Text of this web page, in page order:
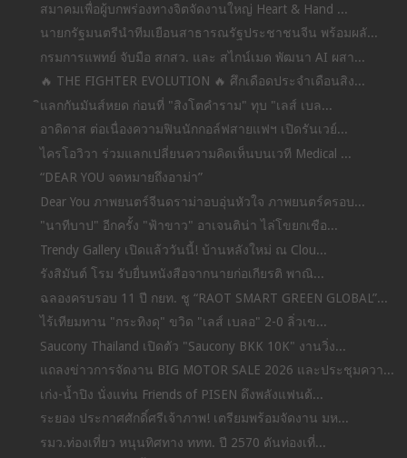
สมาคมเพื่อผู้บกพร่องทางจิตจัดงานใหญ่ Heart & Hand ...
นายกรัฐมนตรีนำทีมเยือนสาธารณรัฐประชาชนจีน พร้อมผลั...
กรมการแพทย์ จับมือ สกสว. และ สไกน์เมด พัฒนา AI ผสา...
🔥 THE FIGHTER EVOLUTION 🔥 ศึกเดือดประจำเดือนสิง...
ิแลกกันมันส์หยด ก่อนที่ "สิงโตคำราม" ทุบ "เลส์ เบล...
อาดิดาส ต่อเนื่องความฟินนักกอล์ฟสายแฟฯ เปิดรันเวย์...
ไครโอวิวา ร่วมแลกเปลี่ยนความคิดเห็นบนเวที Medical ...
“DEAR YOU จดหมายถึงอาม่า”
Dear You ภาพยนตร์จีนดราม่าอบอุ่นหัวใจ ภาพยนตร์ครอบ...
"นาทีบาป" อีกครั้ง "ฟ้าขาว" อาเจนติน่า ไล่โขยกเชือ...
Trendy Gallery เปิดแล้ววันนี้! บ้านหลังใหม่ ณ Clou...
รังสิมันต์ โรม รับยื่นหนังสือจากนายก่อเกียรติ พาณิ...
ฉลองครบรอบ 11 ปี กยท. ชู “RAOT SMART GREEN GLOBAL”...
ไร้เทียมทาน "กระทิงดุ" ขวิด "เลส์ เบลอ" 2-0 ลิ่วเข...
Saucony Thailand เปิดตัว "Saucony BKK 10K" งานวิ่ง...
แถลงข่าวการจัดงาน BIG MOTOR SALE 2026 และประชุมควา...
เก่ง-น้ำปิง นั่งแท่น Friends of PISEN ดึงพลังแฟนด้...
ระยอง ประกาศศักดิ์ศรีเจ้าภาพ! เตรียมพร้อมจัดงาน มห...
รมว.ท่องเที่ยว หนุนทิศทาง ททท. ปี 2570 ดันท่องเที่...